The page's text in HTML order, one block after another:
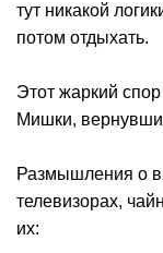
тут никакой
потом отдыхать.
Этот жаркий
Мишки,
Размышления о
телевизорах,
их: